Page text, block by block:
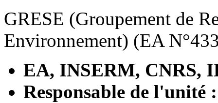
GRESE (Groupement de
Environnement) (EA
EA, INSERM, CNRS,
Responsable de l'unité